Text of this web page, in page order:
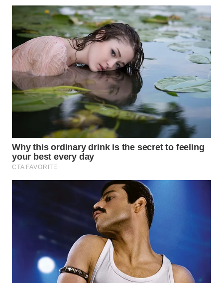
NEWS
SIDIKALANG
NEWS
SIBARAGAS
NEWS
METRO
METRO
MEDAN
NEWS